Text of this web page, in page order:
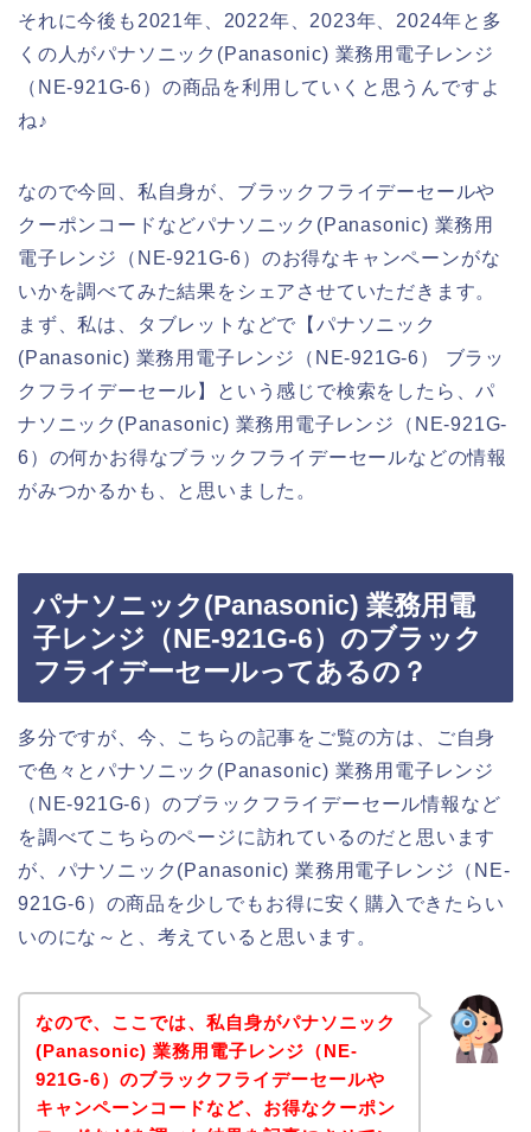
それに今後も2021年、2022年、2023年、2024年と多
くの人がパナソニック(Panasonic) 業務用電子レンジ
（NE-921G-6）の商品を利用していくと思うんですよ
ね♪
なので今回、私自身が、ブラックフライデーセールや
クーポンコードなどパナソニック(Panasonic) 業務用
電子レンジ（NE-921G-6）のお得なキャンペーンがな
いかを調べてみた結果をシェアさせていただきます。
まず、私は、タブレットなどで【パナソニック
(Panasonic) 業務用電子レンジ（NE-921G-6） ブラッ
クフライデーセール】という感じで検索をしたら、パ
ナソニック(Panasonic) 業務用電子レンジ（NE-921G-
6）の何かお得なブラックフライデーセールなどの情報
がみつかるかも、と思いました。
パナソニック(Panasonic) 業務用電
子レンジ（NE-921G-6）のブラック
フライデーセールってあるの？
多分ですが、今、こちらの記事をご覧の方は、ご自身
で色々とパナソニック(Panasonic) 業務用電子レンジ
（NE-921G-6）のブラックフライデーセール情報など
を調べてこちらのページに訪れているのだと思います
が、パナソニック(Panasonic) 業務用電子レンジ（NE-
921G-6）の商品を少しでもお得に安く購入できたらい
いのにな～と、考えていると思います。
なので、ここでは、私自身がパナソニック
(Panasonic) 業務用電子レンジ（NE-
921G-6）のブラックフライデーセールや
キャンペーンコードなど、お得なクーポン